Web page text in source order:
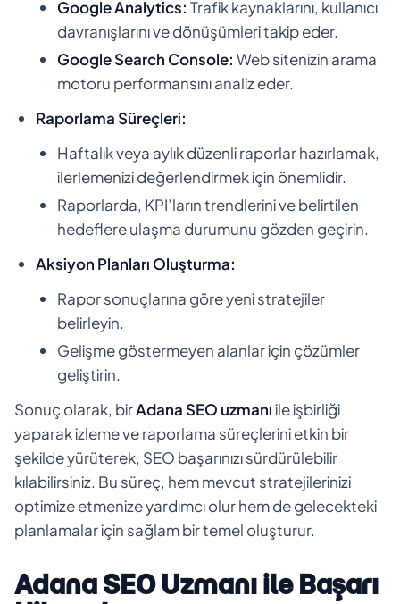
Google Analytics: Trafik kaynaklarını, kullanıcı
davranışlarını ve dönüşümleri takip eder.
Google Search Console: Web sitenizin arama
motoru performansını analiz eder.
Raporlama Süreçleri:
Haftalık veya aylık düzenli raporlar hazırlamak,
ilerlemenizi değerlendirmek için önemlidir.
Raporlarda, KPI’ların trendlerini ve belirtilen
hedeflere ulaşma durumunu gözden geçirin.
Aksiyon Planları Oluşturma:
Rapor sonuçlarına göre yeni stratejiler
belirleyin.
Gelişme göstermeyen alanlar için çözümler
geliştirin.
Sonuç olarak, birAdana SEO uzmanıile işbirliği
yaparak izleme ve raporlama süreçlerini etkin bir
şekilde yürüterek, SEO başarınızı sürdürülebilir
kılabilirsiniz. Bu süreç, hem mevcut stratejilerinizi
optimize etmenize yardımcı olur hem de gelecekteki
planlamalar için sağlam bir temel oluşturur.
Adana SEO Uzmanı ile Başarı